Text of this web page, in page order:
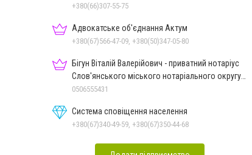
+380(66)307-55-75
Адвокатське об'єднання Актум
+380(67)566-47-09, +380(50)347-05-80
Бігун Віталій Валерійович - приватний нотаріус
Слов'янського міського нотаріального округу
Дон.обл.
0506555431
Система сповіщення населення
+380(67)340-49-59, +380(67)350-44-68